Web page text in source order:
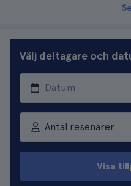
Välj deltagare och
Antal resenärer
Visa